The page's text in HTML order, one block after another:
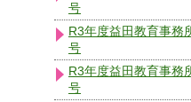
号
R3年度益田教育事務
号
R3年度益田教育事務
号